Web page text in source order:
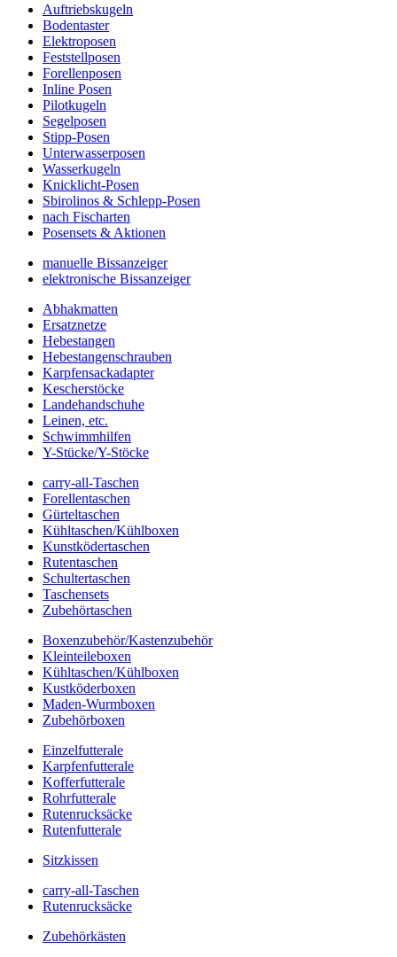
Auftriebskugeln
Bodentaster
Elektroposen
Feststellposen
Forellenposen
Inline Posen
Pilotkugeln
Segelposen
Stipp-Posen
Unterwasserposen
Wasserkugeln
Knicklicht-Posen
Sbirolinos & Schlepp-Posen
nach Fischarten
Posensets & Aktionen
manuelle Bissanzeiger
elektronische Bissanzeiger
Abhakmatten
Ersatznetze
Hebestangen
Hebestangenschrauben
Karpfensackadapter
Kescherstöcke
Landehandschuhe
Leinen, etc.
Schwimmhilfen
Y-Stücke/Y-Stöcke
carry-all-Taschen
Forellentaschen
Gürteltaschen
Kühltaschen/Kühlboxen
Kunstködertaschen
Rutentaschen
Schultertaschen
Taschensets
Zubehörtaschen
Boxenzubehör/Kastenzubehör
Kleinteileboxen
Kühltaschen/Kühlboxen
Kustköderboxen
Maden-Wurmboxen
Zubehörboxen
Einzelfutterale
Karpfenfutterale
Kofferfutterale
Rohrfutterale
Rutenrucksäcke
Rutenfutterale
Sitzkissen
carry-all-Taschen
Rutenrucksäcke
Zubehörkästen